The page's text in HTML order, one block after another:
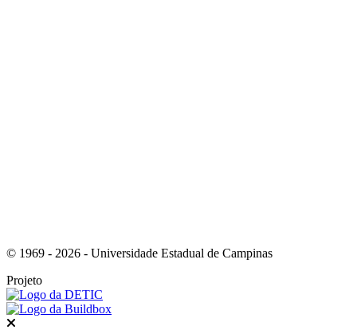
© 1969 - 2026 - Universidade Estadual de Campinas
Projeto